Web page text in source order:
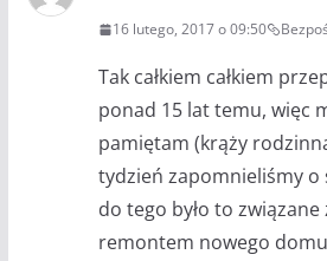
16 lutego, 2017 o 09:50
Tak całkiem całkiem
ponad 15 lat temu, więc
pamiętam (krąży
tydzień zapomnieliśmy o
do tego było to związane
remontem nowego